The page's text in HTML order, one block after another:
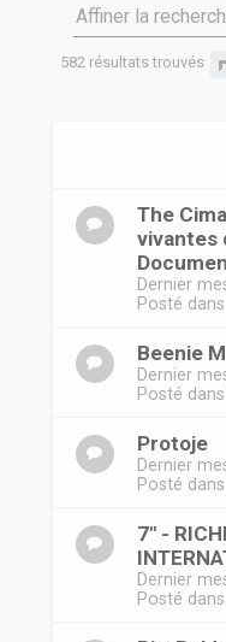
Affiner la
582 résultats trouvés
The
vivantes
Dernier
Posté dans
Beenie
Dernier
Posté dans
Protoje
Dernier
Posté dans
7" -
Dernier
Posté dans